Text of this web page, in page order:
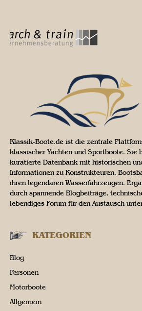
Klassik-Boote.de ist die zentrale
klassischer Yachten und Sportboote. Sie
kuratierte Datenbank mit historischen
Informationen zu Konstrukteuren,
ihren legendären Wasserfahrzeugen.
durch spannende Blogbeiträge,
lebendiges Forum für den Austausch
KATEGORIEN
Blog
Personen
Motorboote
Allgemein